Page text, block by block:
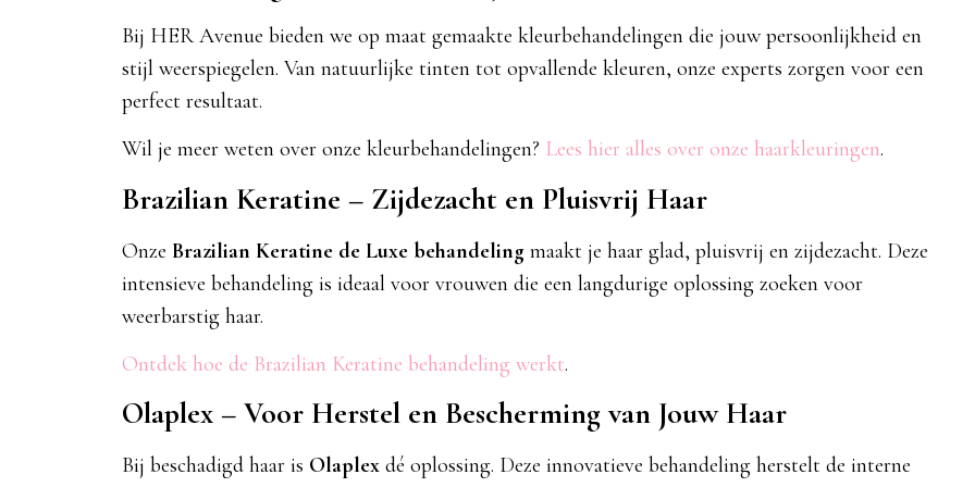
Bij HER Avenue bieden we op maat gemaakte kleurbehandelingen die jouw persoonlijkheid en
stijl weerspiegelen. Van natuurlijke tinten tot opvallende kleuren, onze experts zorgen voor een
perfect resultaat.
Wil je meer weten over onze kleurbehandelingen? Lees hier alles over onze haarkleuringen.
Brazilian Keratine – Zijdezacht en Pluisvrij Haar
Onze Brazilian Keratine de Luxe behandeling maakt je haar glad, pluisvrij en zijdezacht. Deze
intensieve behandeling is ideaal voor vrouwen die een langdurige oplossing zoeken voor
weerbarstig haar.
Ontdek hoe de Brazilian Keratine behandeling werkt.
Olaplex – Voor Herstel en Bescherming van Jouw Haar
Bij beschadigd haar is Olaplex dé oplossing. Deze innovatieve behandeling herstelt de interne